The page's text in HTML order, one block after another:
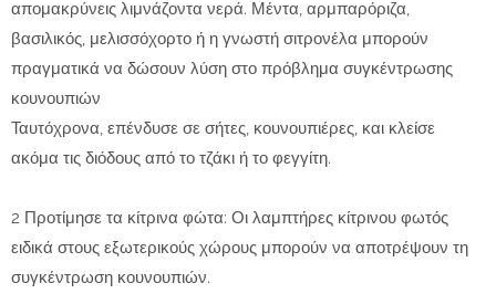
απομακρύνεις λιμνάζοντα νερά. Μέντα, αρμπαρόριζα,
βασιλικός, μελισσόχορτο ή η γνωστή σιτρονέλα μπορούν
πραγματικά να δώσουν λύση στο πρόβλημα συγκέντρωσης
κουνουπιών
Ταυτόχρονα, επένδυσε σε σήτες, κουνουπιέρες, και κλείσε
ακόμα τις διόδους από το τζάκι ή το φεγγίτη.
2 Προτίμησε τα κίτρινα φώτα: Οι λαμπτήρες κίτρινου φωτός
ειδικά στους εξωτερικούς χώρους μπορούν να αποτρέψουν τη
συγκέντρωση κουνουπιών.